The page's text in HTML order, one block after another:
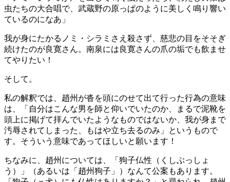
虫たちの大合唱で、武蔵野の原っぱのように美しく鳴り響い
ているのになあ」
我が身にたかるノミ・シラミさえ殺さず、慈悲の目をそそぎ
続けたのが良寛さん。南泉には良寛さんの爪の垢でも飲ませ
てやりたい！
そして。
私の解釈では、趙州が沓を頭にのせて出て行った行為の意味
は、「自分はこんな男を師と仰いでいたのか、まるで泥靴を
頭上に掲げて拝んでいたようなものではないか、我が身まで
汚辱されてしまった、もはや立ち去るのみ」というもので
す。そういう意味であってほしいと願います！
ちなみに、趙州については、「狗子仏性（くしぶっしょ
う）」（あるいは「趙州狗子」）なんて公案もあります。